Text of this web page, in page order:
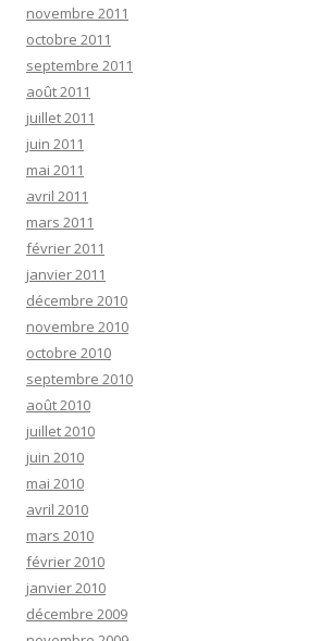
novembre 2011
octobre 2011
septembre 2011
août 2011
juillet 2011
juin 2011
mai 2011
avril 2011
mars 2011
février 2011
janvier 2011
décembre 2010
novembre 2010
octobre 2010
septembre 2010
août 2010
juillet 2010
juin 2010
mai 2010
avril 2010
mars 2010
février 2010
janvier 2010
décembre 2009